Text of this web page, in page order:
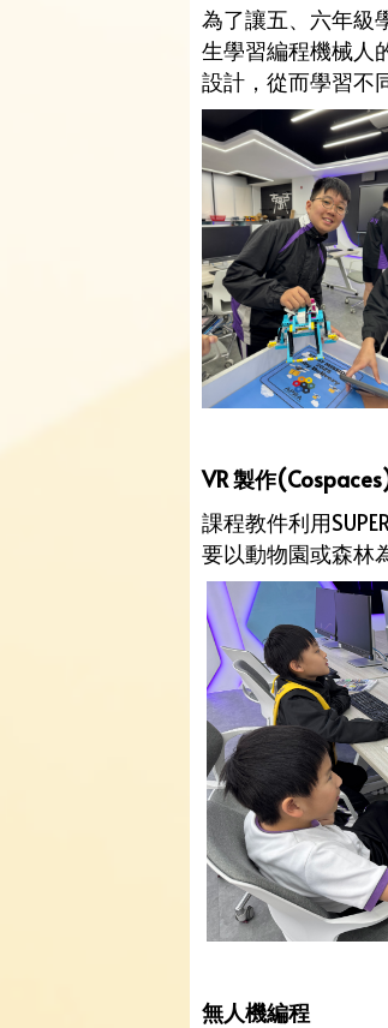
為了讓五、六年級
生學習編程機械人
設計，從而學習不
VR製作
課程教件利用
要以動物園或森林
無人機編程